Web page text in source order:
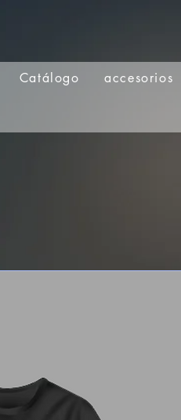
Catálogo accesorios